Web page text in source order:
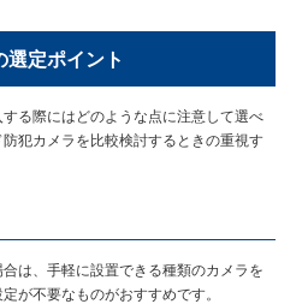
定ポイント
る際にはどのような点に注意して選べ
犯カメラを比較検討するときの重視す
は、手軽に設置できる種類のカメラを
が不要なものがおすすめです。